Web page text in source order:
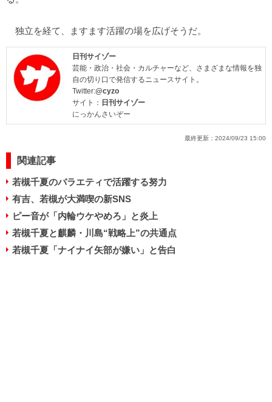
独立を経て、ますます活躍の場を広げそうだ。
日刊サイゾー
芸能・政治・社会・カルチャーなど、さまざまな情報を独
自の切り口で発信するニュースサイト。
Twitter:@cyzo
サイト： 日刊サイゾー
にっかんさいぞー
最終更新： 2024/09/23 15:00
関連記事
若槻千夏のバラエティで活躍する努力
有吉、若槻が大満喫の新SNS
ピー音が「内輪ウケやめろ」と炎上
若槻千夏と麒麟・川島“戦略上”の共通点
若槻千夏「ナイナイ矢部が嫌い」と告白